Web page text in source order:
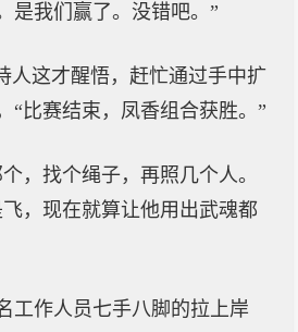
是我们赢了。没错吧。”
人这才醒悟，赶忙通过手中扩
“比赛结束，凤香组合获胜。”
，找个绳子，再照几个人。
，现在就算让他用出武魂都
工作人员七手八脚的拉上岸